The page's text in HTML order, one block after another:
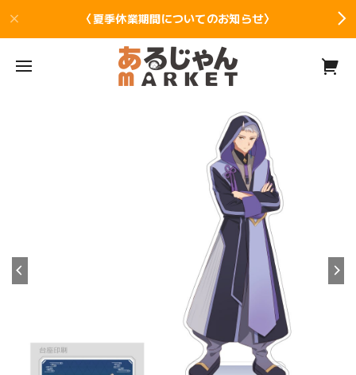
〈夏季休業期間についてのお知らせ〉